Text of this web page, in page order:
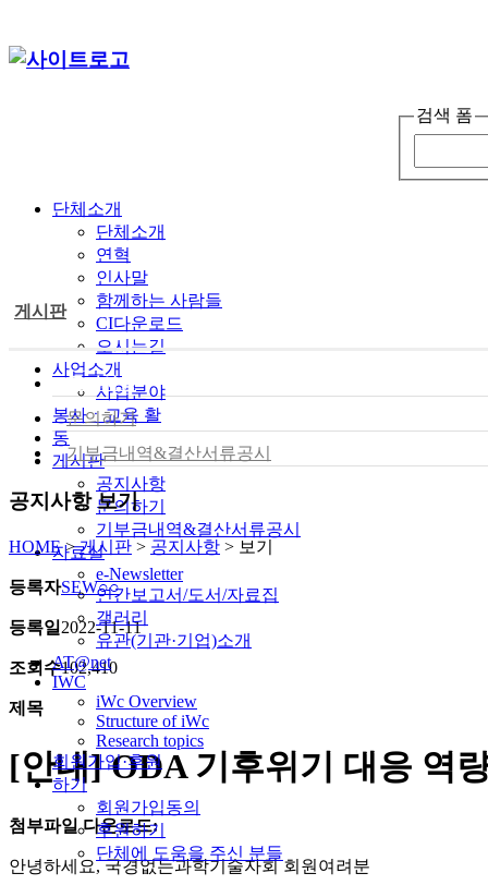
검색 폼
단체소개
단체소개
연혁
인사말
함께하는 사람들
CI다운로드
오시는길
사업소개
사업분야
봉사ㆍ교육 활
동
게시판
공지사항
문의하기
기부금내역&결산서류공시
자료실
e-Newsletter
연간보고서/도서/자료집
갤러리
유관(기관·기업)소개
AT@net
IWC
iWc Overview
Structure of iWc
Research topics
회원가입·후원
하기
회원가입동의
후원하기
단체에 도움을 주신 분들
게시판
공지사항
문의하기
기부금내역&결산서류공시
공지사항 보기
HOME>게시판 > 공지사항 > 보기
등록자SEW○○
등록일 2022-11-11
조회수102,410
제목
[안내] ODA 기후위기 대응 역
첨부파일 다운로드:
안녕하세요, 국경없는과학기술자회 회원여려분